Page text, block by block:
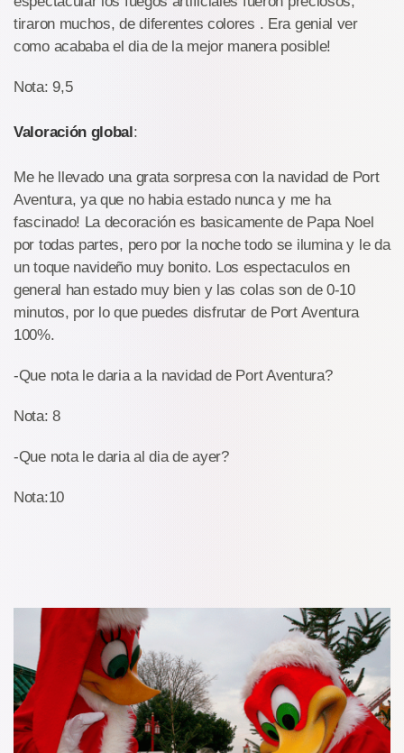
tiraron muchos, de diferentes colores . Era genial ver
como acababa el dia de la mejor manera posible!
Nota: 9,5
Valoración global:
Me he llevado una grata sorpresa con la navidad de Port
Aventura, ya que no habia estado nunca y me ha
fascinado! La decoración es basicamente de Papa Noel
por todas partes, pero por la noche todo se ilumina y le da
un toque navideño muy bonito. Los espectaculos en
general han estado muy bien y las colas son de 0-10
minutos, por lo que puedes disfrutar de Port Aventura
100%.
-Que nota le daria a la navidad de Port Aventura?
Nota: 8
-Que nota le daria al dia de ayer?
Nota:10